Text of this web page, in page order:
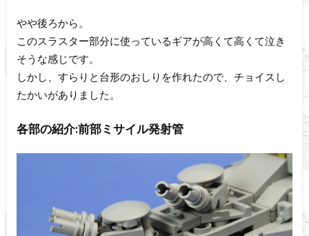
やや後ろから。
このスラスター部分に使っているギアが高くて高くて泣き
そうな感じです。
しかし、すらりと台形のおしりを作れたので、チョイスし
たかいがありました。
各部の紹介:前部ミサイル発射管